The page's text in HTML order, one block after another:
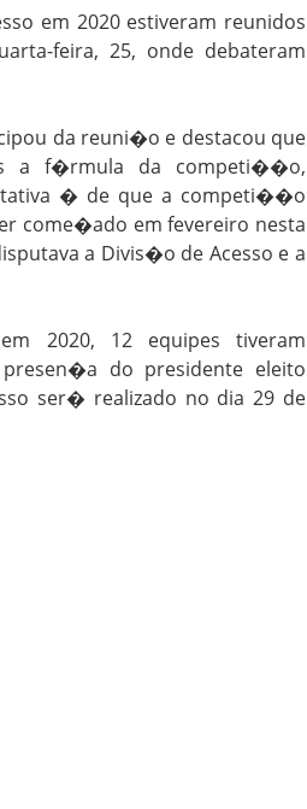
em 2020 estiveram reunidos
feira, 25, onde debateram
da reuni�o e destacou que
a f�rmula da competi��o,
� de que a competi��o
come�ado em fevereiro nesta
a Divis�o de Acesso e a
2020, 12 equipes tiveram
do presidente eleito
ser� realizado no dia 29 de